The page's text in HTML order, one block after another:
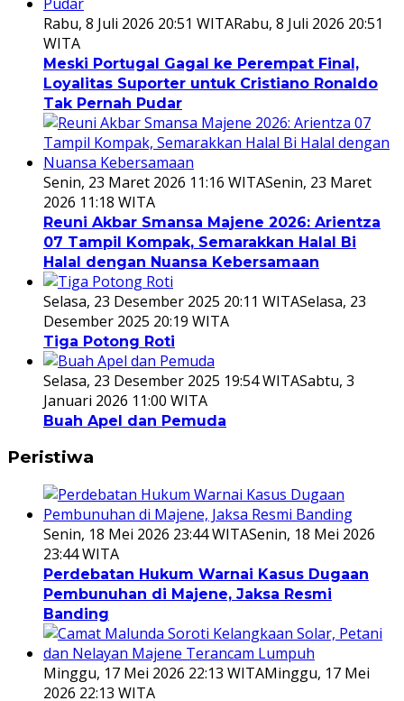
Rabu, 8 Juli 2026 20:51 WITARabu, 8 Juli 2026 20:51
WITA
Meski Portugal Gagal ke Perempat Final,
Loyalitas Suporter untuk Cristiano Ronaldo
Tak Pernah Pudar
Senin, 23 Maret 2026 11:16 WITASenin, 23 Maret
2026 11:18 WITA
Reuni Akbar Smansa Majene 2026: Arientza
07 Tampil Kompak, Semarakkan Halal Bi
Halal dengan Nuansa Kebersamaan
Selasa, 23 Desember 2025 20:11 WITASelasa, 23
Desember 2025 20:19 WITA
Tiga Potong Roti
Selasa, 23 Desember 2025 19:54 WITASabtu, 3
Januari 2026 11:00 WITA
Buah Apel dan Pemuda
Peristiwa
Senin, 18 Mei 2026 23:44 WITASenin, 18 Mei 2026
23:44 WITA
Perdebatan Hukum Warnai Kasus Dugaan
Pembunuhan di Majene, Jaksa Resmi
Banding
Minggu, 17 Mei 2026 22:13 WITAMinggu, 17 Mei
2026 22:13 WITA